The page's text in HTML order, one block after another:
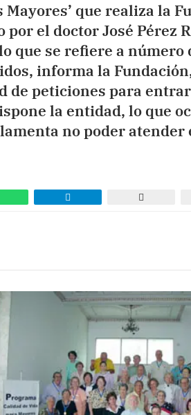
que realiza la
el doctor José Pérez
que se refiere a número
informa la
de peticiones para
la entidad, lo que
no poder atender